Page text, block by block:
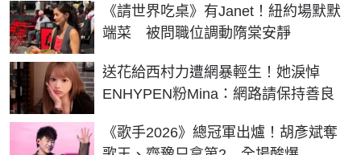
《請世界吃桌》有Janet！紐約場默默
端菜 被問職位調動隋棠安靜
送花給西村力遭網暴輕生！她淚悼
ENHYPEN粉Mina：網路請保持善良
《歌手2026》總冠軍出爐！胡彥斌奪